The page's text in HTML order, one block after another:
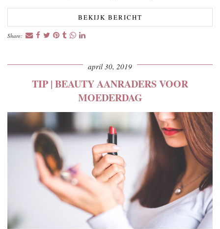
BEKIJK BERICHT
Share:
april 30, 2019
TIP | BEAUTY AANRADERS VOOR
MOEDERDAG